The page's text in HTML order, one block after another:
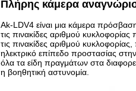
Πλήρης κάμερα
Ak-LDV4 είναι μια κάμερα
τις πινακίδες αριθμού
τις πινακίδες αριθμού
ηλεκτρικό επίπεδο προστασίας
όλα τα είδη πραγμάτων στα
η βοηθητική αστυνομία.